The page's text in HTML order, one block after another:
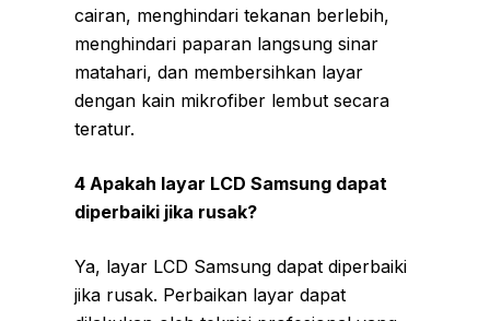
cairan, menghindari tekanan berlebih,
menghindari paparan langsung sinar
matahari, dan membersihkan layar
dengan kain mikrofiber lembut secara
teratur.
4 Apakah layar LCD Samsung dapat
diperbaiki jika rusak?
Ya, layar LCD Samsung dapat diperbaiki
jika rusak. Perbaikan layar dapat